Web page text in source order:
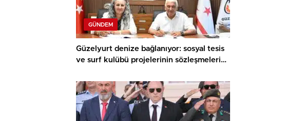
GÜNDEM
Güzelyurt denize bağlanıyor: sosyal tesis
ve surf kulübü projelerinin sözleşmeleri